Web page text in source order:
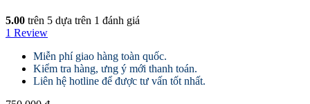
5.00 trên 5 dựa trên 1 đánh giá
1 Review
Miễn phí giao hàng toàn quốc.
Kiểm tra hàng, ưng ý mới thanh toán.
Liên hệ hotline để được tư vấn tốt nhất.